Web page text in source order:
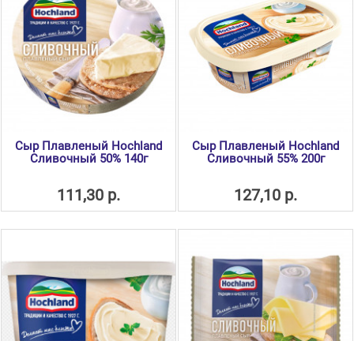
Сыр Плавленый Hochland
Сливочный 50% 140г
111,30 р.
Сыр Плавленый Hochland
Сливочный 55% 200г
127,10 р.